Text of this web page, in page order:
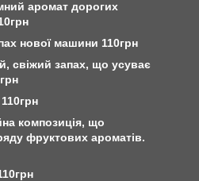
аромат дорогих
нової машини 110грн
свіжий запах, що усуває
композиція, що
фруктових ароматів.